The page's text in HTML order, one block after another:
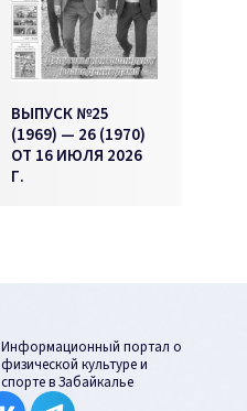
ВЫПУСК №25
(1969) — 26 (1970)
ОТ 16 ИЮЛЯ 2026
Г.
Информационный портал о
физической культуре и
спорте в Забайкалье